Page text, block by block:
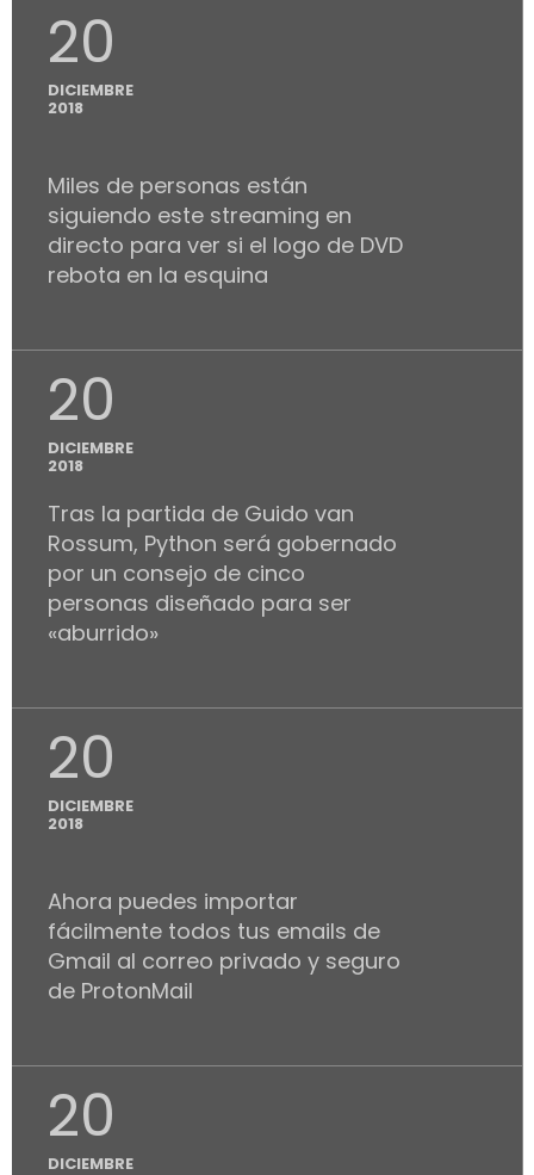
20
DICIEMBRE
2018
Miles de personas están
siguiendo este streaming en
directo para ver si el logo de DVD
rebota en la esquina
20
DICIEMBRE
2018
Tras la partida de Guido van
Rossum, Python será gobernado
por un consejo de cinco
personas diseñado para ser
«aburrido»
20
DICIEMBRE
2018
Ahora puedes importar
fácilmente todos tus emails de
Gmail al correo privado y seguro
de ProtonMail
20
DICIEMBRE